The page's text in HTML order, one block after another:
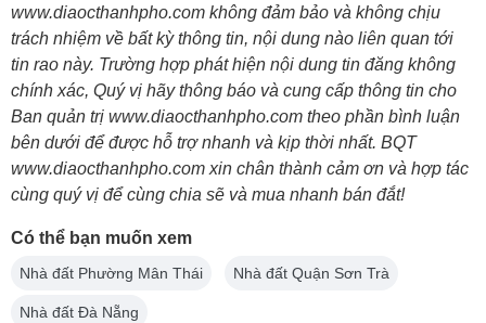
www.diaocthanhpho.com không đảm bảo và không chịu
trách nhiệm về bất kỳ thông tin, nội dung nào liên quan tới
tin rao này. Trường hợp phát hiện nội dung tin đăng không
chính xác, Quý vị hãy thông báo và cung cấp thông tin cho
Ban quản trị www.diaocthanhpho.com theo phần bình luận
bên dưới để được hỗ trợ nhanh và kịp thời nhất. BQT
www.diaocthanhpho.com xin chân thành cảm ơn và hợp tác
cùng quý vị để cùng chia sẽ và mua nhanh bán đắt!
Có thể bạn muốn xem
Nhà đất Phường Mân Thái Nhà đất Quận Sơn Trà
Nhà đất Đà Nẵng